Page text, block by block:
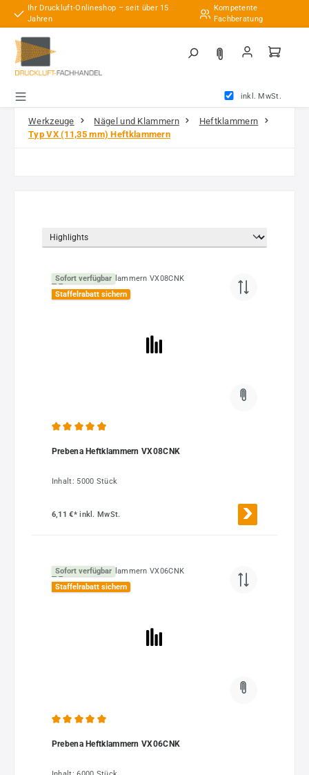
Zum Hauptinhalt springen
Ihr Druckluft-Onlineshop – seit über 15
Jahren
Kompetente
Fachberatung
inkl. MwSt.
Werkzeuge Nägel und Klammern
Heftklammern
Typ VX (11,35 mm) Heftklammern
Sofort verfügbar
Staffelrabatt sichern
Prebena Heftklammern VX08CNK
Inhalt: 5000 Stück
6,11 €*inkl. MwSt.
Sofort verfügbar
Staffelrabatt sichern
Prebena Heftklammern VX06CNK